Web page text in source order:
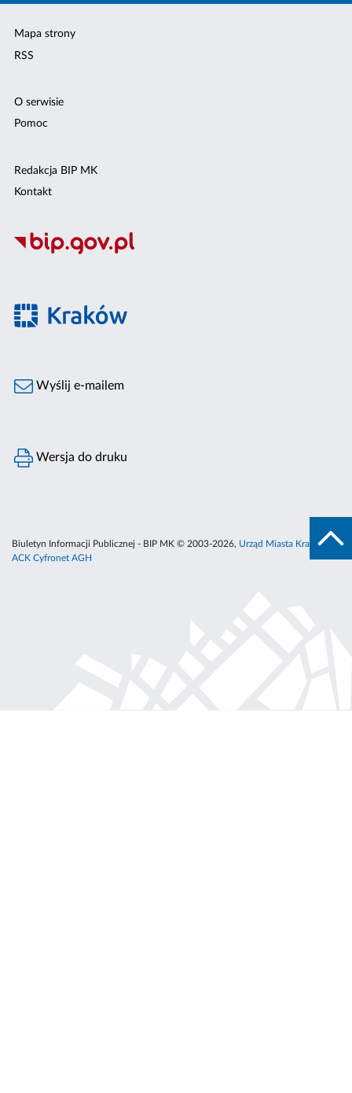
Mapa strony
RSS
O serwisie
Pomoc
Redakcja BIP MK
Kontakt
Wyślij e-mailem
Wersja do druku
Biuletyn Informacji Publicznej - BIP MK © 2003-2026, Urząd Miasta Krakowa
ACK Cyfronet AGH